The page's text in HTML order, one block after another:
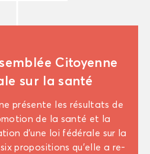
Ci­toyenne
sur la santé
pré­sente les ré­sul­tats de
de la santé et la
d’une loi fé­dé­rale sur la
pro­po­si­tions qu’elle a re­